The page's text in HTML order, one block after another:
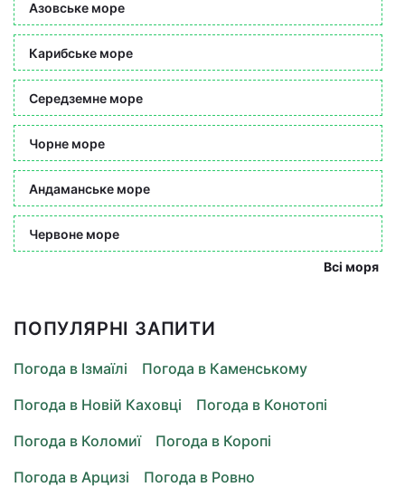
Азовське море
Карибське море
Середземне море
Чорне море
Андаманське море
Червоне море
Всі моря
ПОПУЛЯРНІ ЗАПИТИ
Погода в Ізмаїлі
Погода в Каменському
Погода в Новій Каховці
Погода в Конотопі
Погода в Коломиї
Погода в Коропі
Погода в Арцизі
Погода в Ровно